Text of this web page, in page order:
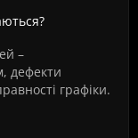
–
дефекти
графіки.